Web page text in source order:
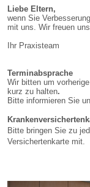
Liebe Eltern,
wenn Sie
mit uns. Wir freuen
Ihr Praxisteam
Terminabsprache
Wir bitten um
kurz zu halten.
Bitte informieren Sie
Bitte bringen Sie zu
Versichertenkarte mit.